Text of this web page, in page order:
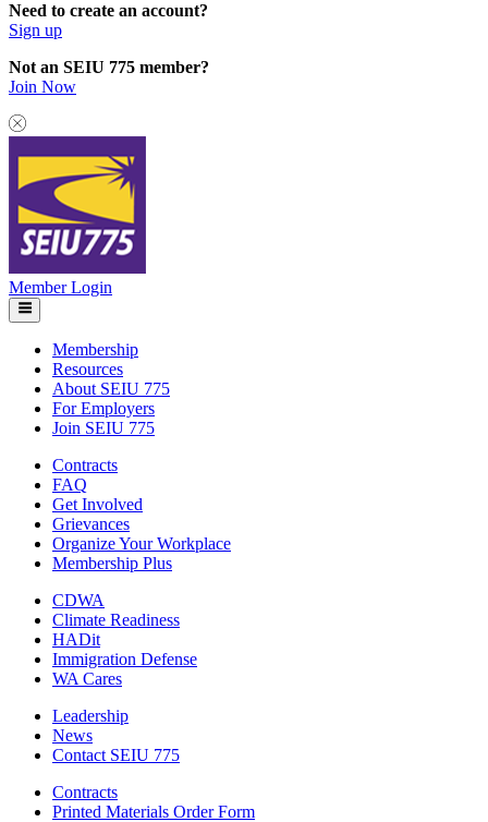
Need to create an account?
Sign up
Not an SEIU 775 member?
Join Now
Member Login
Membership
Resources
About SEIU 775
For Employers
Join SEIU 775
Contracts
FAQ
Get Involved
Grievances
Organize Your Workplace
Membership Plus
CDWA
Climate Readiness
HADit
Immigration Defense
WA Cares
Leadership
News
Contact SEIU 775
Contracts
Printed Materials Order Form